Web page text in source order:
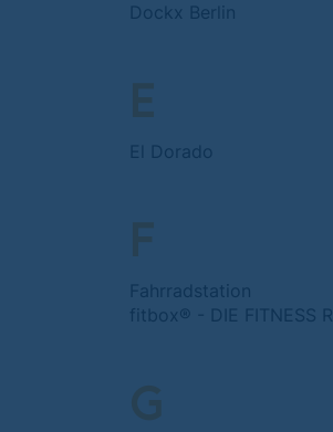
Dockx Berlin
E
El Dorado
F
Fahrradstation
G